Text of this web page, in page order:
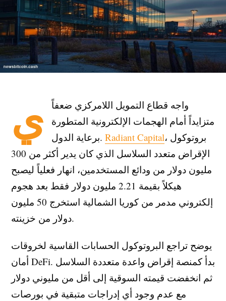
ي
واجه قطاع التمويل اللامركزي ضعفاً
متزايداً أمام الهجمات الإلكترونية المتطورة
برعاية الدول. Radiant Capital، بروتوكول
الإقراض متعدد السلاسل الذي كان يدير أكثر من 300
مليون دولار من ودائع المستخدمين، انهار فعلياً ليصبح
هيكلاً بقيمة 2.21 مليون دولار فقط بعد هجوم
إلكتروني مدمر من كوريا الشمالية استخرج 50 مليون
دولار من خزينته.
يوضح تراجع البروتوكول الحسابات القاسية لخروقات
أمان DeFi. بدأ كمنصة إقراض واعدة متعددة السلاسل
ثم انخفضت قيمته السوقية إلى أقل من مليوني دولار
مع عدم وجود أي إدراجات متبقية في بورصات